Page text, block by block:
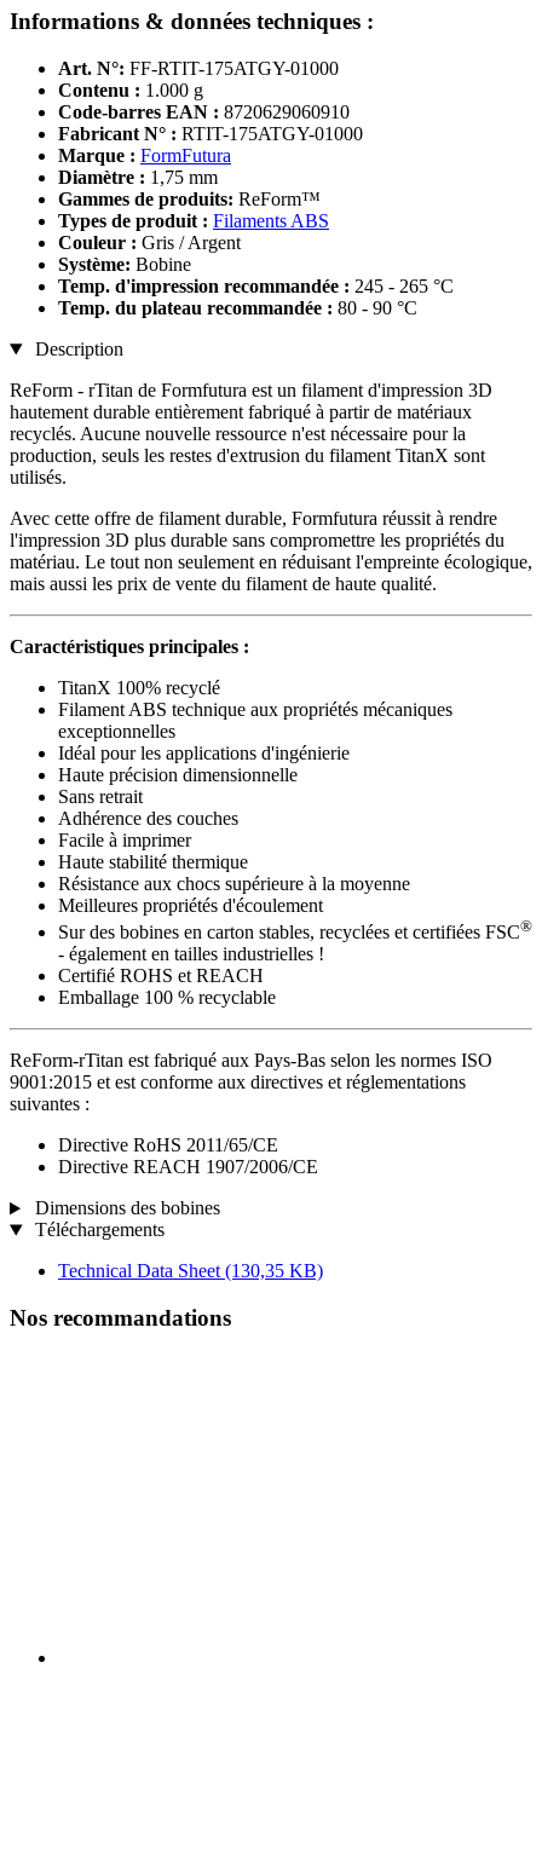
Informations & données techniques :
Art. N°: FF-RTIT-175ATGY-01000
Contenu : 1.000 g
Code-barres EAN : 8720629060910
Fabricant N° : RTIT-175ATGY-01000
Marque : FormFutura
Diamètre : 1,75 mm
Gammes de produits: ReForm™
Types de produit : Filaments ABS
Couleur : Gris / Argent
Système: Bobine
Temp. d'impression recommandée : 245 - 265 °C
Temp. du plateau recommandée : 80 - 90 °C
Description
ReForm - rTitan de Formfutura est un filament d'impression 3D
hautement durable entièrement fabriqué à partir de matériaux
recyclés. Aucune nouvelle ressource n'est nécessaire pour la
production, seuls les restes d'extrusion du filament TitanX sont
utilisés.
Avec cette offre de filament durable, Formfutura réussit à rendre
l'impression 3D plus durable sans compromettre les propriétés du
matériau. Le tout non seulement en réduisant l'empreinte écologique,
mais aussi les prix de vente du filament de haute qualité.
Caractéristiques principales :
TitanX 100% recyclé
Filament ABS technique aux propriétés mécaniques
exceptionnelles
Idéal pour les applications d'ingénierie
Haute précision dimensionnelle
Sans retrait
Adhérence des couches
Facile à imprimer
Haute stabilité thermique
Résistance aux chocs supérieure à la moyenne
Meilleures propriétés d'écoulement
Sur des bobines en carton stables, recyclées et certifiées FSC®
- également en tailles industrielles !
Certifié ROHS et REACH
Emballage 100 % recyclable
ReForm-rTitan est fabriqué aux Pays-Bas selon les normes ISO
9001:2015 et est conforme aux directives et réglementations
suivantes :
Directive RoHS 2011/65/CE
Directive REACH 1907/2006/CE
Dimensions des bobines
Téléchargements
Technical Data Sheet(130,35 KB)
Nos recommandations